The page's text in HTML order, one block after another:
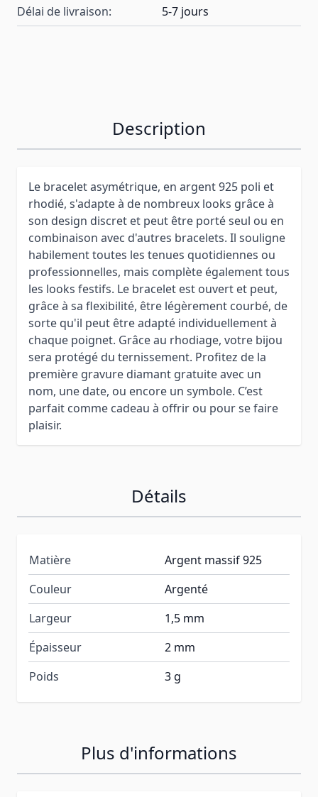
Délai de livraison:
5-7 jours
Description
Le bracelet asymétrique, en argent 925 poli et
rhodié, s'adapte à de nombreux looks grâce à
son design discret et peut être porté seul ou en
combinaison avec d'autres bracelets. Il souligne
habilement toutes les tenues quotidiennes ou
professionnelles, mais complète également tous
les looks festifs. Le bracelet est ouvert et peut,
grâce à sa flexibilité, être légèrement courbé, de
sorte qu'il peut être adapté individuellement à
chaque poignet. Grâce au rhodiage, votre bijou
sera protégé du ternissement. Profitez de la
première gravure diamant gratuite avec un
nom, une date, ou encore un symbole. C’est
parfait comme cadeau à offrir ou pour se faire
plaisir.
Détails
Matière
Argent massif 925
Couleur
Argenté
Largeur
1,5 mm
Épaisseur
2 mm
Poids
3 g
Plus d'informations